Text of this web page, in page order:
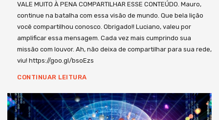
VALE MUITO À PENA COMPARTILHAR ESSE CONTEÚDO. Mauro,
continue na batalha com essa visão de mundo. Que bela lição
você compartilhou conosco. Obrigado!! Luciano, valeu por
amplificar essa mensagem. Cada vez mais cumprindo sua
missão com louvor. Ah, não deixa de compartilhar para sua rede,
viu! https://goo.gl/bsoEzs
CONTINUAR LEITURA